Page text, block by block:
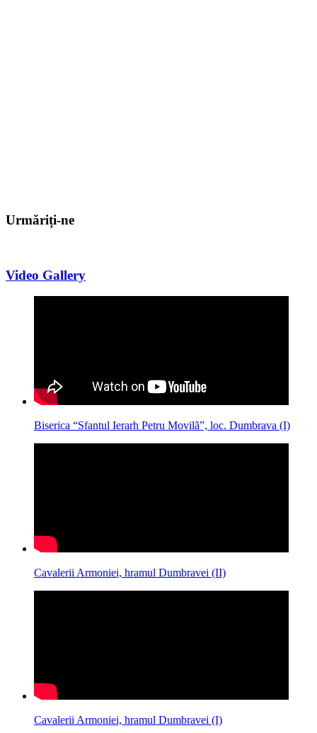
Urmăriți-ne
Video Gallery
Biserica “Sfantul Ierarh Petru Movilã”, loc. Dumbrava (I)
Cavalerii Armoniei, hramul Dumbravei (II)
Cavalerii Armoniei, hramul Dumbravei (I)